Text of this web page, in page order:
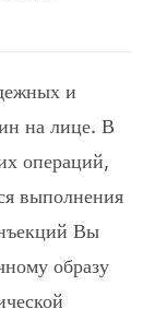
и
на лице. В
операций,
выполнения
Вы
образу